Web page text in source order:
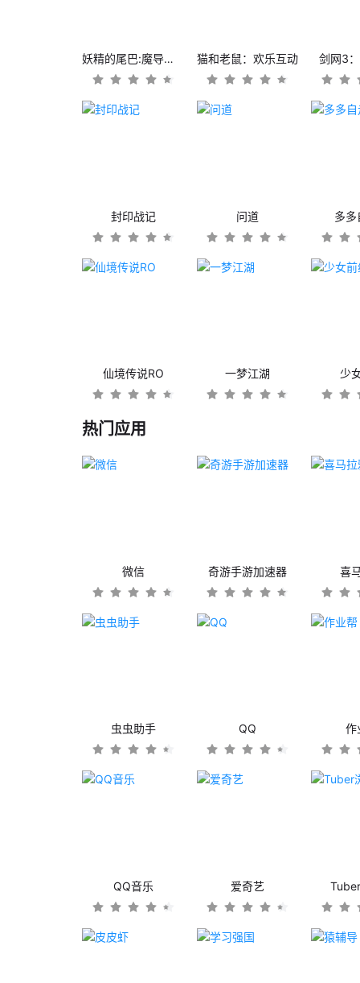
妖精的尾巴:魔导少年 猫和老鼠：欢乐互动 剑网3
封印战记 问道 多多
仙境传说RO 一梦江湖 少
热门应用
微信 奇游手游加速器 喜
虫虫助手 QQ 作
QQ音乐 爱奇艺